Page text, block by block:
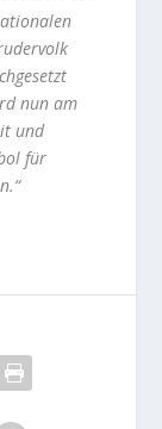
nun am
und
für